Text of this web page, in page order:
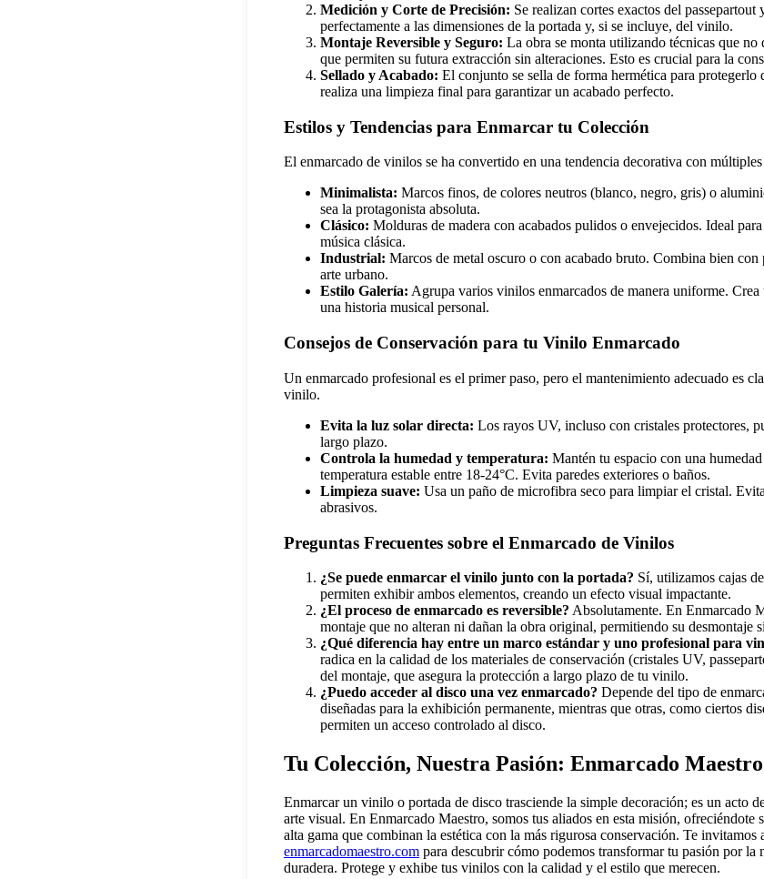
Medición y Corte de Precisión: Se realizan cortes exactos del passepartout
perfectamente a las dimensiones de la portada y, si se incluye, del vinilo.
Montaje Reversible y Seguro: La obra se monta utilizando técnicas que
que permiten su futura extracción sin alteraciones. Esto es crucial para la
Sellado y Acabado: El conjunto se sella de forma hermética para
realiza una limpieza final para garantizar un acabado perfecto.
Estilos y Tendencias para Enmarcar tu Colección
El enmarcado de vinilos se ha convertido en una tendencia decorativa con
Minimalista: Marcos finos, de colores neutros (blanco, negro, gris) o
sea la protagonista absoluta.
Clásico: Molduras de madera con acabados pulidos o envejecidos. Ideal
música clásica.
Industrial: Marcos de metal oscuro o con acabado bruto. Combina bien
arte urbano.
Estilo Galería: Agrupa varios vinilos enmarcados de manera uniforme. Crea
una historia musical personal.
Consejos de Conservación para tu Vinilo Enmarcado
Un enmarcado profesional es el primer paso, pero el mantenimiento adecuado es
vinilo.
Evita la luz solar directa: Los rayos UV, incluso con cristales protectores,
largo plazo.
Controla la humedad y temperatura: Mantén tu espacio con una
temperatura estable entre 18-24°C. Evita paredes exteriores o baños.
Limpieza suave: Usa un paño de microfibra seco para limpiar el cristal.
abrasivos.
Preguntas Frecuentes sobre el Enmarcado de Vinilos
¿Se puede enmarcar el vinilo junto con la portada? Sí, utilizamos cajas
permiten exhibir ambos elementos, creando un efecto visual impactante.
¿El proceso de enmarcado es reversible? Absolutamente. En Enmarcado
montaje que no alteran ni dañan la obra original, permitiendo su desmontaje
¿Qué diferencia hay entre un marco estándar y uno profesional para
radica en la calidad de los materiales de conservación (cristales UV,
del montaje, que asegura la protección a largo plazo de tu vinilo.
¿Puedo acceder al disco una vez enmarcado? Depende del tipo de
diseñadas para la exhibición permanente, mientras que otras, como ciertos
permiten un acceso controlado al disco.
Tu Colección, Nuestra Pasión: Enmarcado Maestro
Enmarcar un vinilo o portada de disco trasciende la simple decoración; es un acto
arte visual. En Enmarcado Maestro, somos tus aliados en esta misión, ofreciéndote
alta gama que combinan la estética con la más rigurosa conservación. Te invitamos
enmarcadomaestro.com para descubrir cómo podemos transformar tu pasión por la
duradera. Protege y exhibe tus vinilos con la calidad y el estilo que merecen.